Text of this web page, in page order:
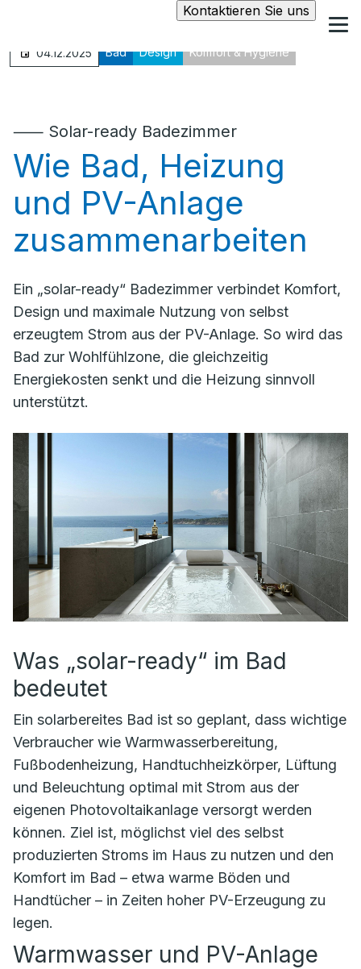
Kontaktieren Sie uns
04.12.2025 Bad Design Komfort & Hygiene
⸺ Solar-ready Badezimmer
Wie Bad, Heizung
und PV-Anlage
zusammenarbeiten
Ein „solar-ready“ Badezimmer verbindet Komfort,
Design und maximale Nutzung von selbst
erzeugtem Strom aus der PV-Anlage. So wird das
Bad zur Wohlfühlzone, die gleichzeitig
Energiekosten senkt und die Heizung sinnvoll
unterstützt.
Was „solar-ready“ im Bad
bedeutet
Ein solar­bereites Bad ist so geplant, dass wichtige
Verbraucher wie Warmwasserbereitung,
Fußbodenheizung, Handtuchheizkörper, Lüftung
und Beleuchtung optimal mit Strom aus der
eigenen Photovoltaikanlage versorgt werden
können. Ziel ist, möglichst viel des selbst
produzierten Stroms im Haus zu nutzen und den
Komfort im Bad – etwa warme Böden und
Handtücher – in Zeiten hoher PV-Erzeugung zu
legen.
Warmwasser und PV-Anlage